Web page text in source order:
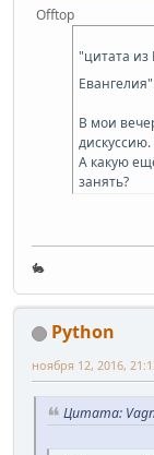
Offtop
"цитата из
В мои
А какую
занять?
🐇
Python
ноября 12, 2016,
Цитата: